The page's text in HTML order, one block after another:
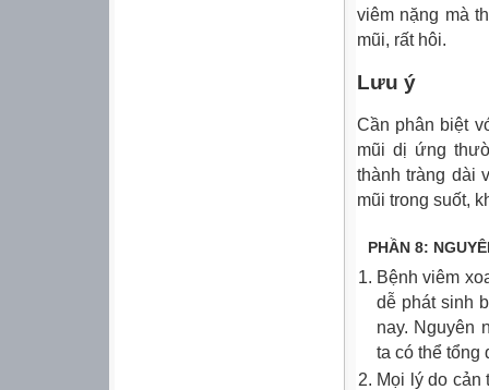
viêm nặng mà
mũi, rất hôi.
Lưu ý
Cần phân biệt
mũi dị ứng
thành tràng dài
mũi trong suốt,
PHẦN 8:
Bệnh viêm
dễ phát sinh
nay. Nguyên
ta có thể tổng
Mọi lý do cản